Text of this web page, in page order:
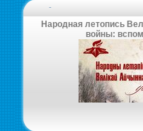
-
Народная летопись
войны: